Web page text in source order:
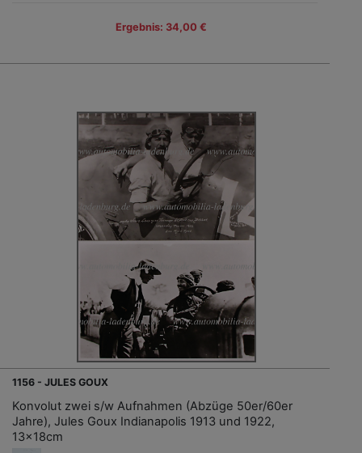
Ergebnis: 34,00 €
1156 - JULES GOUX
Konvolut zwei s/w Aufnahmen (Abzüge 50er/60er
Jahre), Jules Goux Indianapolis 1913 und 1922,
13x18cm